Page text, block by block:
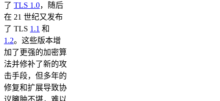
了 TLS 1.0，随后
在 21 世纪又发布
了 TLS 1.1 和
1.2。这些版本增
加了更强的加密算
法并修补了新的攻
击手段，但多年的
修复和扩展导致协
议臃肿不堪，难以